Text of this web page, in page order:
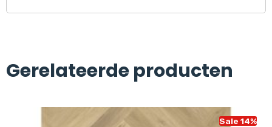
Gerelateerde producten
Sale 14%